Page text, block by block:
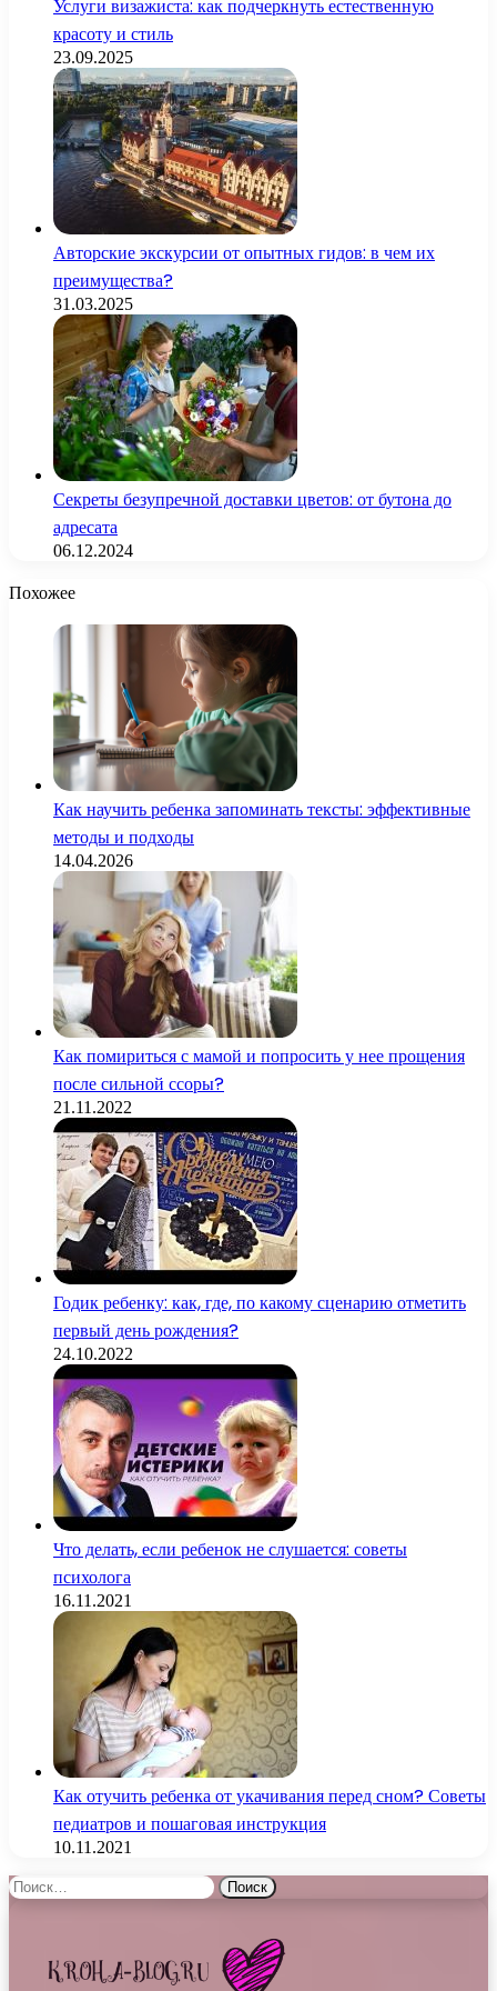
Услуги визажиста: как подчеркнуть естественную
красоту и стиль
23.09.2025
Авторские экскурсии от опытных гидов: в чем их
преимущества?
31.03.2025
Секреты безупречной доставки цветов: от бутона до
адресата
06.12.2024
Похожее
Как научить ребенка запоминать тексты: эффективные
методы и подходы
14.04.2026
Как помириться с мамой и попросить у нее прощения
после сильной ссоры?
21.11.2022
Годик ребенку: как, где, по какому сценарию отметить
первый день рождения?
24.10.2022
Что делать, если ребенок не слушается: советы
психолога
16.11.2021
Как отучить ребенка от укачивания перед сном? Советы
педиатров и пошаговая инструкция
10.11.2021
Найти: